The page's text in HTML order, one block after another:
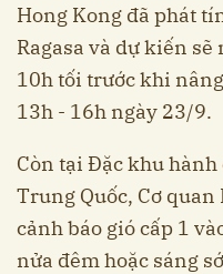
Hong Kong đã phát
Ragasa và dự kiến
10h tối trước khi
13h - 16h ngày 23/9.
Còn tại Đặc khu
Trung Quốc, Cơ
cảnh báo gió cấp 1
nửa đêm hoặc sáng